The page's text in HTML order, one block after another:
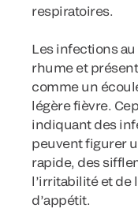
respiratoires.
Les infections
rhume et
comme un
légère fièvre.
indiquant des
peuvent figurer
rapide, des
l’irritabilité et de
d’appétit.